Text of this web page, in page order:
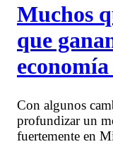
Muchos
que
Con algunos
profundizar un
fuertemente en